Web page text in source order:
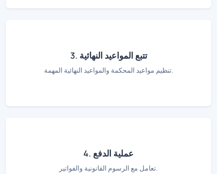
3. تتبع المواعيد النهائية
تنظيم مواعيد المحكمة والمواعيد النهائية المهمة.
4. عملية الدفع
تعامل مع الرسوم القانونية والفواتير.